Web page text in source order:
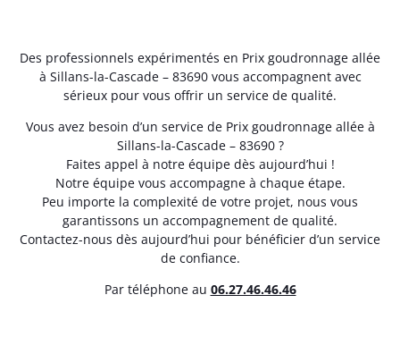
Des professionnels expérimentés en Prix goudronnage allée
à Sillans-la-Cascade – 83690 vous accompagnent avec
sérieux pour vous offrir un service de qualité.
Vous avez besoin d’un service de Prix goudronnage allée à
Sillans-la-Cascade – 83690 ?
Faites appel à notre équipe dès aujourd’hui !
Notre équipe vous accompagne à chaque étape.
Peu importe la complexité de votre projet, nous vous
garantissons un accompagnement de qualité.
Contactez-nous dès aujourd’hui pour bénéficier d’un service
de confiance.
Par téléphone au 06.27.46.46.46